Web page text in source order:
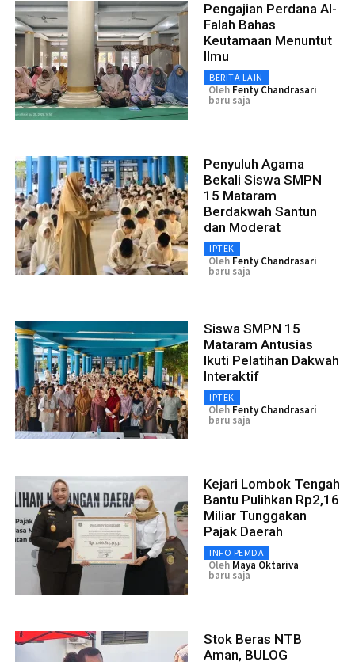
Pengajian Perdana Al-
Falah Bahas
Keutamaan Menuntut
Ilmu
BERITA LAIN
Oleh Fenty Chandrasari
baru saja
Penyuluh Agama
Bekali Siswa SMPN
15 Mataram
Berdakwah Santun
dan Moderat
IPTEK
Oleh Fenty Chandrasari
baru saja
Siswa SMPN 15
Mataram Antusias
Ikuti Pelatihan Dakwah
Interaktif
IPTEK
Oleh Fenty Chandrasari
baru saja
Kejari Lombok Tengah
Bantu Pulihkan Rp2,16
Miliar Tunggakan
Pajak Daerah
INFO PEMDA
Oleh Maya Oktariva
baru saja
Stok Beras NTB
Aman, BULOG